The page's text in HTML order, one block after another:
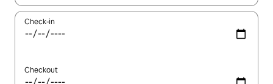
Check-in
Checkout